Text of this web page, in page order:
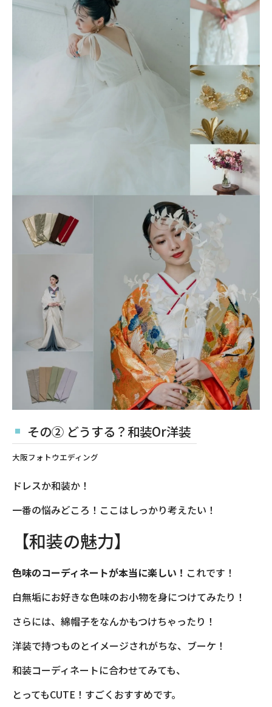
その② どうする？和装Or洋装
大阪フォトウエディング
ドレスか和装か！
一番の悩みどころ！ここはしっかり考えたい！
【和装の魅力】
色味のコーディネートが本当に楽しい！ これです！
白無垢にお好きな色味のお小物を身につけてみたり！
さらには、綿帽子をなんかもつけちゃったり！
洋装で持つものとイメージされがちな、ブーケ！
和装コーディネートに合わせてみても、
とってもCUTE！すごくおすすめです。